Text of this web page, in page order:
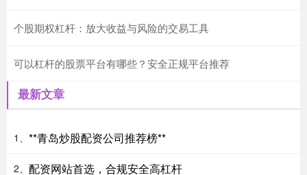
个股期权杠杆：放大收益与风险的交易工具
可以杠杆的股票平台有哪些？安全正规平台推荐
最新文章
1、 **青岛炒股配资公司推荐榜**
2、 配资网站首选，合规安全高杠杆